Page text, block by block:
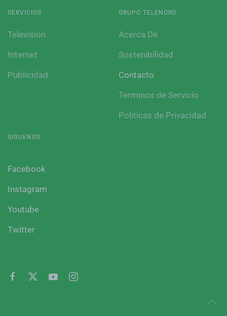
SERVICIOS
Television
Internet
Publicidad
GRUPO TELENORD
Acerca De
Sostenibilidad
Contacto
Terminos de Servicio
Politicas de Privacidad
SIGUENOS
Facebook
Instagram
Youtube
Twitter